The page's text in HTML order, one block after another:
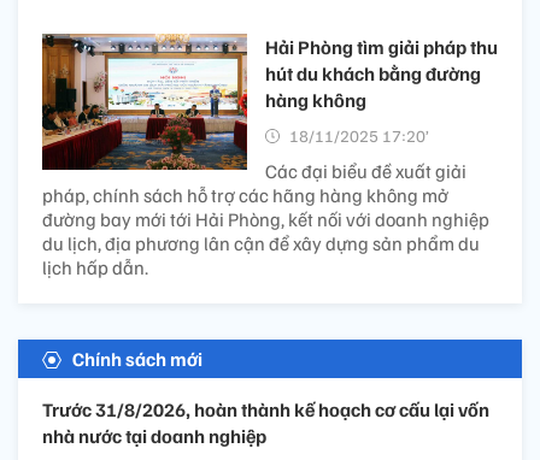
Hải Phòng tìm giải pháp thu
hút du khách bằng đường
hàng không
18/11/2025 17:20’
Các đại biểu đề xuất giải
pháp, chính sách hỗ trợ các hãng hàng không mở
đường bay mới tới Hải Phòng, kết nối với doanh nghiệp
du lịch, địa phương lân cận để xây dựng sản phẩm du
lịch hấp dẫn.
Chính sách mới
Trước 31/8/2026, hoàn thành kế hoạch cơ cấu lại vốn
nhà nước tại doanh nghiệp